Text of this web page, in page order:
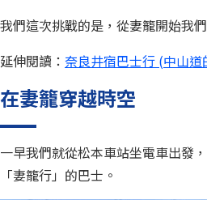
我們這次挑戰的是，從妻籠開始我
延伸閱讀： 奈良井宿巴士行 (中山道
在妻籠穿越時空
一早我們就從松本車站坐電車出發
「妻籠行」的巴士。